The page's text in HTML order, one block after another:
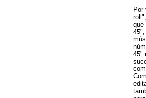
Por
que
45",
45"